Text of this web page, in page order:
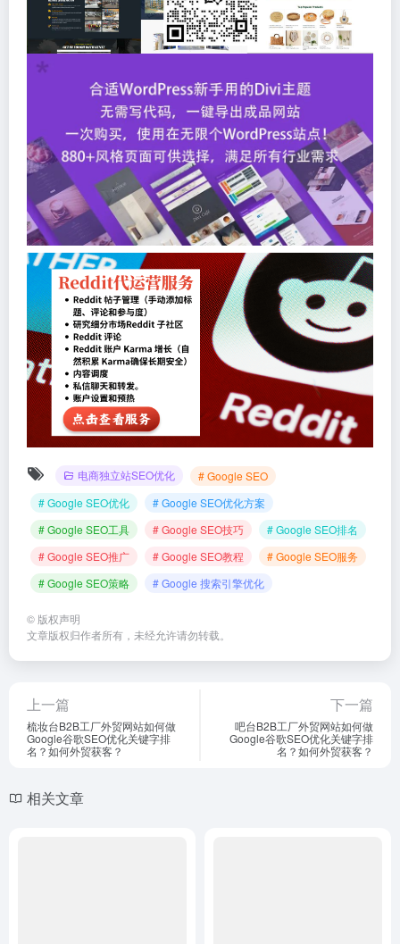
电商独立站SEO优化
# Google SEO
# Google SEO优化
# Google SEO优化方案
# Google SEO工具
# Google SEO技巧
# Google SEO排名
# Google SEO推广
# Google SEO教程
# Google SEO服务
# Google SEO策略
# Google 搜索引擎优化
© 版权声明
文章版权归作者所有，未经允许请勿转载。
上一篇
梳妆台B2B工厂外贸网站如何做
Google谷歌SEO优化关键字排
名？如何外贸获客？
下一篇
吧台B2B工厂外贸网站如何做
Google谷歌SEO优化关键字排
名？如何外贸获客？
相关文章